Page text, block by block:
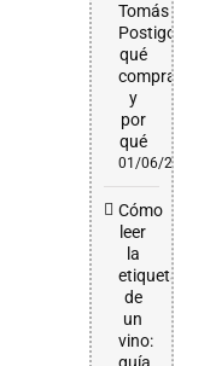
Tomás
Postigo:
qué
comprar
y
por
qué
01/06/2026
Cómo
leer
la
etiqueta
de
un
vino: